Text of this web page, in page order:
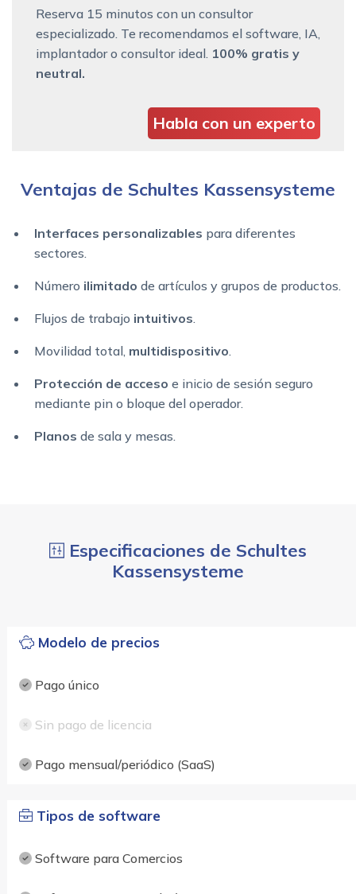
Reserva 15 minutos con un consultor
especializado. Te recomendamos el software, IA,
implantador o consultor ideal. 100% gratis y
neutral.
Habla con un experto
Ventajas de Schultes Kassensysteme
Interfaces personalizables para diferentes
sectores.
Número ilimitado de artículos y grupos de productos.
Flujos de trabajo intuitivos.
Movilidad total, multidispositivo.
Protección de acceso e inicio de sesión seguro
mediante pin o bloque del operador.
Planos de sala y mesas.
Especificaciones de Schultes
Kassensysteme
Modelo de precios
Pago único
Sin pago de licencia
Pago mensual/periódico (SaaS)
Tipos de software
Software para Comercios